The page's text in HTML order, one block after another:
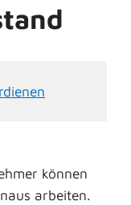
können
arbeiten.